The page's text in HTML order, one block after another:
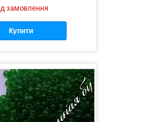
замовлення
Купити